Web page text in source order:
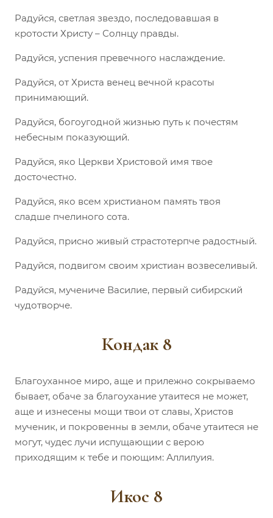
Радуйся, светлая звездо, последовавшая в
кротости Христу – Солнцу правды.
Радуйся, успения превечного наслаждение.
Радуйся, от Христа венец вечной красоты
принимающий.
Радуйся, богоугодной жизнью путь к почестям
небесным показующий.
Радуйся, яко Церкви Христовой имя твое
досточестно.
Радуйся, яко всем христианом память твоя
сладше пчелиного сота.
Радуйся, присно живый страстотерпче радостный.
Радуйся, подвигом своим христиан возвеселивый.
Радуйся, мучениче Василие, первый сибирский
чудотворче.
Кондак 8
Благоуханное миро, аще и прилежно сокрываемо
бывает, обаче за благоухание утаитеся не может,
аще и изнесены мощи твои от славы, Христов
мученик, и покровенны в земли, обаче утаитеся не
могут, чудес лучи испущающии с верою
приходящим к тебе и поющим: Аллилуия.
Икос 8